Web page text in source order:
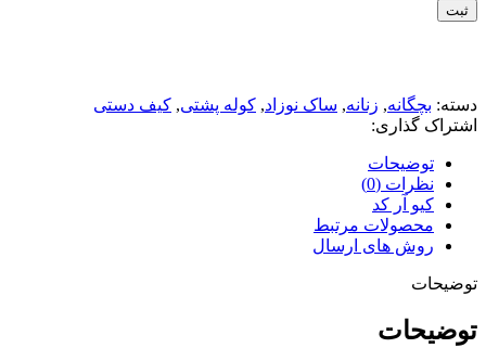
ثبت
دسته: بچگانه, زنانه, ساک نوزاد, کوله پشتی, کیف دستی
اشتراک گذاری:
توضیحات
نظرات (0)
کیو آر کد
محصولات مرتبط
روش های ارسال
توضیحات
توضیحات